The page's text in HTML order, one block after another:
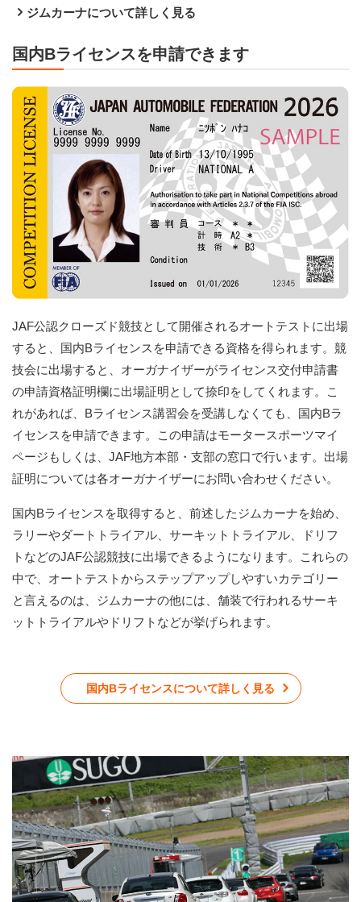
ジムカーナについて詳しく見る
国内Bライセンスを申請できます
JAF公認クローズド競技として開催されるオートテストに出場
すると、国内Bライセンスを申請できる資格を得られます。競
技会に出場すると、オーガナイザーがライセンス交付申請書
の申請資格証明欄に出場証明として捺印をしてくれます。こ
れがあれば、Bライセンス講習会を受講しなくても、国内Bラ
イセンスを申請できます。この申請はモータースポーツマイ
ページもしくは、JAF地方本部・支部の窓口で行います。出場
証明については各オーガナイザーにお問い合わせください。
国内Bライセンスを取得すると、前述したジムカーナを始め、
ラリーやダートトライアル、サーキットトライアル、ドリフ
トなどのJAF公認競技に出場できるようになります。これらの
中で、オートテストからステップアップしやすいカテゴリー
と言えるのは、ジムカーナの他には、舗装で行われるサーキ
ットトライアルやドリフトなどが挙げられます。
国内Bライセンスについて詳しく見る